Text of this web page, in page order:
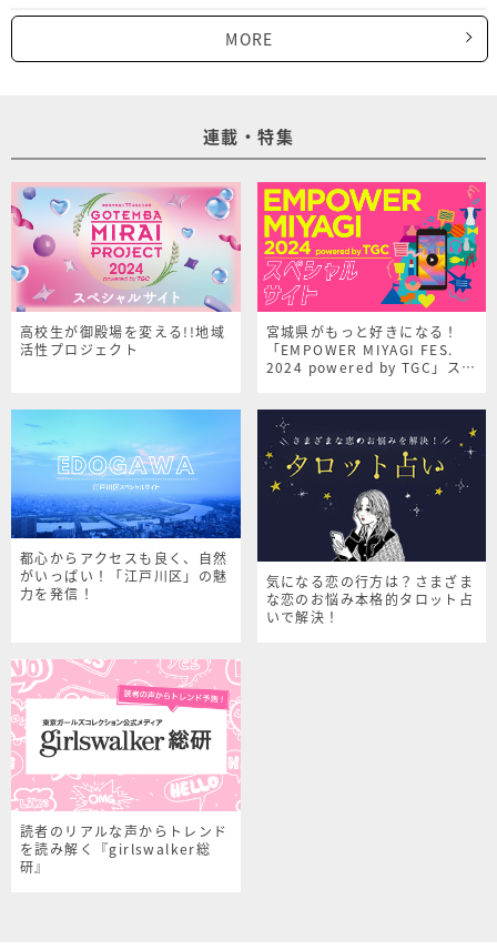
MORE
連載・特集
高校生が御殿場を変える!!地域
活性プロジェクト
宮城県がもっと好きになる！
「EMPOWER MIYAGI FES.
2024 powered by TGC」スペ
都心からアクセスも良く、自然
がいっぱい！「江戸川区」の魅
力を発信！
気になる恋の行方は？さまざま
な恋のお悩み本格的タロット占
いで解決！
読者のリアルな声からトレンド
を読み解く『girlswalker総
研』